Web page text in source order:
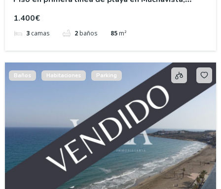
1.400€
3 camas 2 baños 85 m²
Baños Habitaciones Parking